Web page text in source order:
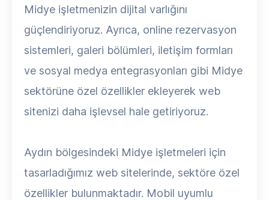
Midye işletmenizin dijital varlığını
güçlendiriyoruz. Ayrıca, online rezervasyon
sistemleri, galeri bölümleri, iletişim formları
ve sosyal medya entegrasyonları gibi Midye
sektörüne özel özellikler ekleyerek web
sitenizi daha işlevsel hale getiriyoruz.
Aydın bölgesindeki Midye işletmeleri için
tasarladığımız web sitelerinde, sektöre özel
özellikler bulunmaktadır. Mobil uyumlu